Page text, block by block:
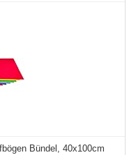
Bündel, 40x100cm